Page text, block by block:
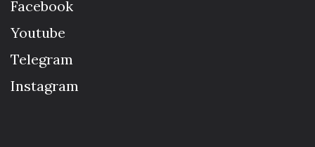
Facebook
Youtube
Telegram
Instagram